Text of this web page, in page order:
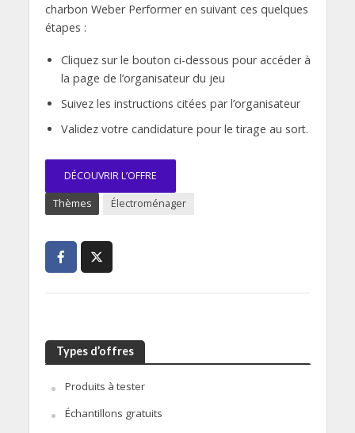
charbon Weber Performer en suivant ces quelques
étapes :
Cliquez sur le bouton ci-dessous pour accéder à
la page de l’organisateur du jeu
Suivez les instructions citées par l’organisateur
Validez votre candidature pour le tirage au sort.
DÉCOUVRIR L’OFFRE
Thèmes Électroménager
Types d’offres
Produits à tester
Échantillons gratuits